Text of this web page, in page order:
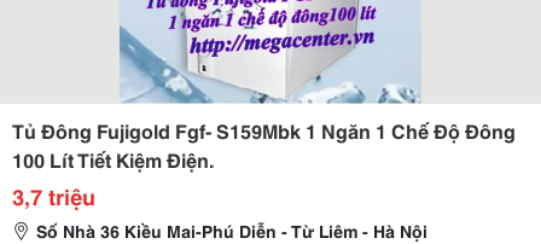
Tủ Đông Fujigold Fgf- S159Mbk 1 Ngăn 1 Chế Độ Đông
100 Lít Tiết Kiệm Điện.
3,7 triệu
Số Nhà 36 Kiều Mai-Phú Diễn - Từ Liêm - Hà Nội